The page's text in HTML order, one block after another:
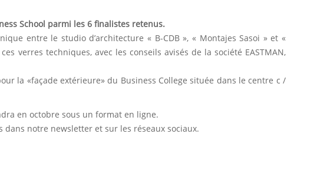
School parmi les 6 finalistes retenus.
entre le studio d’architecture « B-CDB », « Montajes Sasoi » et «
verres techniques, avec les conseils avisés de la société EASTMAN,
la «façade extérieure» du Business College située dans le centre c /
en octobre sous un format en ligne.
dans notre newsletter et sur les réseaux sociaux.